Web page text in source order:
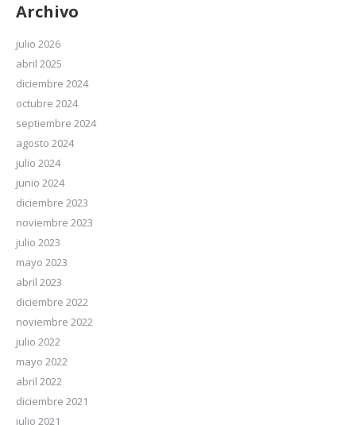
Archivo
julio 2026
abril 2025
diciembre 2024
octubre 2024
septiembre 2024
agosto 2024
julio 2024
junio 2024
diciembre 2023
noviembre 2023
julio 2023
mayo 2023
abril 2023
diciembre 2022
noviembre 2022
julio 2022
mayo 2022
abril 2022
diciembre 2021
julio 2021